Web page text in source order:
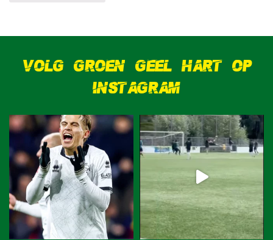
VOLG GROEN GEEL HART OP
INSTAGRAM